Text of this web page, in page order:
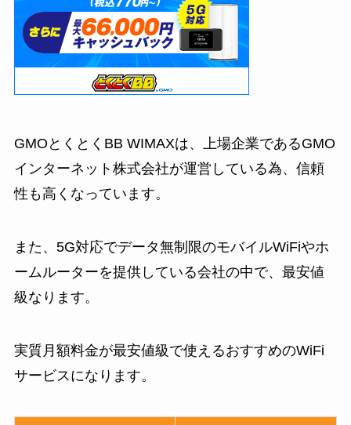
GMOとくとくBB WIMAXは、上場企業であるGMO
インターネット株式会社が運営している為、信頼
性も高くなっています。
また、5G対応でデータ無制限のモバイルWiFiやホ
ームルーターを提供している会社の中で、最安値
級なります。
実質月額料金が最安値級で使えるおすすめのWiFi
サービスになります。